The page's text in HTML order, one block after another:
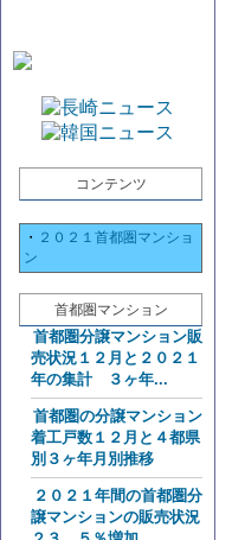
コンテンツ
・ ２０２１首都圏マンショ
ン
首都圏マンション
首都圏分譲マンション販
売状況１２月と２０２１
年の集計 ３ヶ年...
首都圏の分譲マンション
着工戸数１２月と４都県
別３ヶ年月別推移
２０２１年間の首都圏分
譲マンションの販売状況